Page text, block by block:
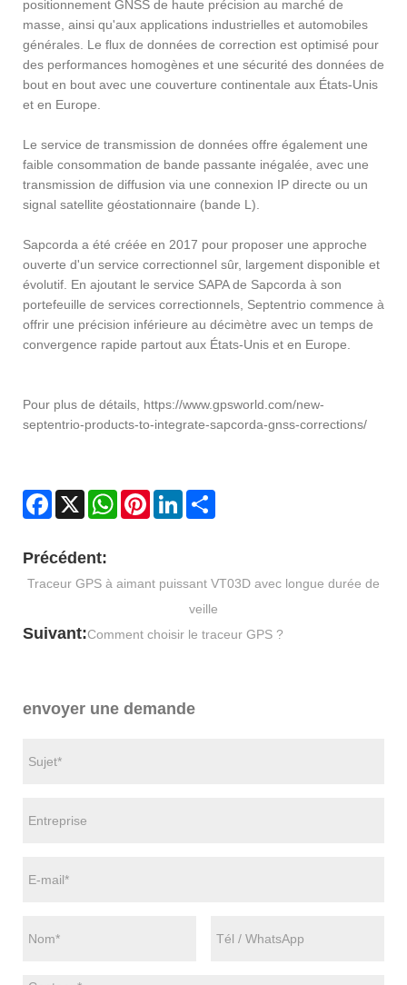
positionnement GNSS de haute précision au marché de
masse, ainsi qu'aux applications industrielles et automobiles
générales. Le flux de données de correction est optimisé pour
des performances homogènes et une sécurité des données de
bout en bout avec une couverture continentale aux États-Unis
et en Europe.
Le service de transmission de données offre également une
faible consommation de bande passante inégalée, avec une
transmission de diffusion via une connexion IP directe ou un
signal satellite géostationnaire (bande L).
Sapcorda a été créée en 2017 pour proposer une approche
ouverte d'un service correctionnel sûr, largement disponible et
évolutif. En ajoutant le service SAPA de Sapcorda à son
portefeuille de services correctionnels, Septentrio commence à
offrir une précision inférieure au décimètre avec un temps de
convergence rapide partout aux États-Unis et en Europe.
Pour plus de détails, https://www.gpsworld.com/new-
septentrio-products-to-integrate-sapcorda-gnss-corrections/
Facebook
X WhatsAppPinterestLinkedIn
Précédent:
Traceur GPS à aimant puissant VT03D avec longue durée de
veille
Suivant:Comment choisir le traceur GPS ?
envoyer une demande